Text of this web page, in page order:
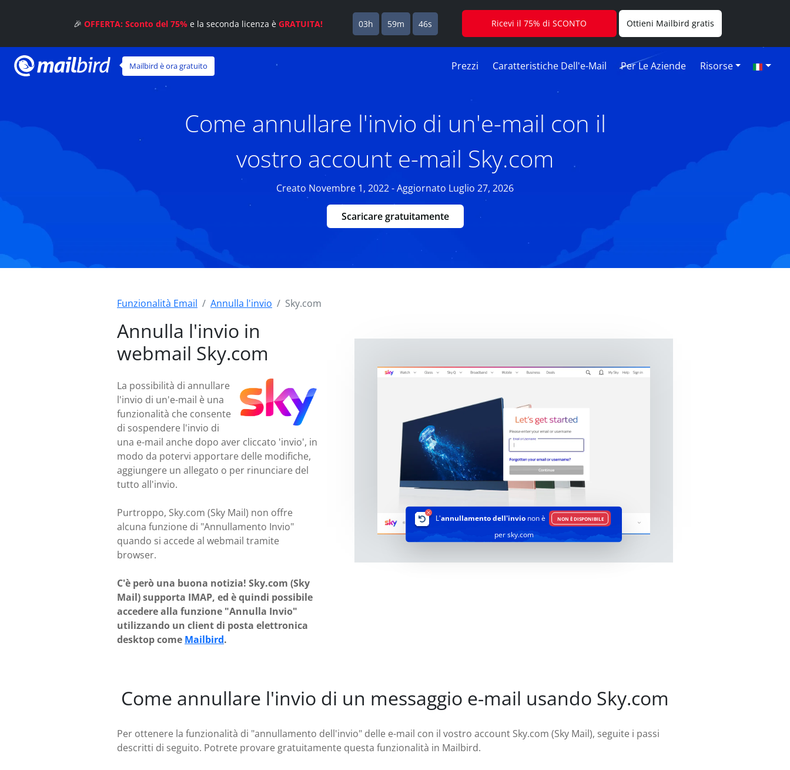
Mailbird è ora gratuito Prezzi Caratteristiche Dell'e-Mail Per Le Aziende Risorse
Come annullare l'invio di un'e-mail con il
vostro account e-mail Sky.com
Creato Novembre 1, 2022 - Aggiornato Luglio 27, 2026
Scaricare gratuitamente
Funzionalità Email Annulla l'invio Sky.com
Annulla l'invio in
webmail Sky.com
La possibilità di annullare
l'invio di un'e-mail è una
funzionalità che consente
di sospendere l'invio di
una e-mail anche dopo aver cliccato 'invio', in
modo da potervi apportare delle modifiche,
aggiungere un allegato o per rinunciare del
tutto all'invio.
Purtroppo, Sky.com (Sky Mail) non offre
alcuna funzione di "Annullamento Invio"
quando si accede al webmail tramite
browser.
C'è però una buona notizia! Sky.com (Sky
Mail) supporta IMAP, ed è quindi possibile
accedere alla funzione "Annulla Invio"
utilizzando un client di posta elettronica
desktop come Mailbird.
L'annullamento dell'invionon è NON È DISPONIBILE
per sky.com
Come annullare l'invio di un messaggio e-mail usando Sky.com
Per ottenere la funzionalità di "annullamento dell'invio" delle e-mail con il vostro account Sky.com (Sky Mail), seguite i passi
descritti di seguito. Potrete provare gratuitamente questa funzionalità in Mailbird.
🎉OFFERTA: Sconto del 75% e la seconda licenza èGRATUITA! 03h 59m 45s Ricevi il 75% di SCONTO Ottieni Mailbird gratis